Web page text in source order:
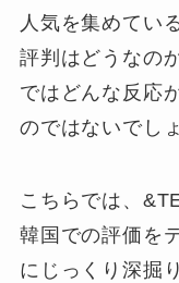
人気を集めてい
評判はどうなの
ではどんな反応
のではないでし
こちらでは、
韓国での評価を
にじっくり深掘